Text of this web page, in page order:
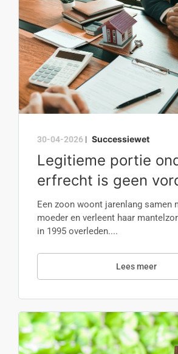
30-04-2026 | Successiewet
Legitieme portie
erfrecht is geen
Een zoon woont jarenlang samen
moeder en verleent haar
in 1995 overleden....
Lees meer